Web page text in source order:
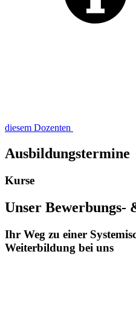
diesem Dozenten
Ausbildungstermine
Kurse
Unser Bewerbungs-
Ihr Weg zu einer
Weiterbildung bei uns